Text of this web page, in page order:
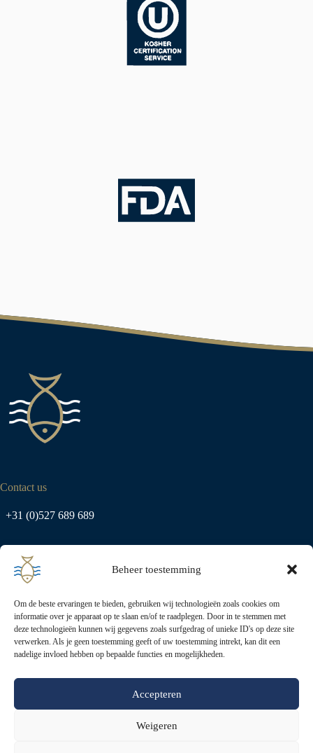
Beheer toestemming
Om de beste ervaringen te bieden, gebruiken wij technologieën zoals cookies om
informatie over je apparaat op te slaan en/of te raadplegen. Door in te stemmen met
deze technologieën kunnen wij gegevens zoals surfgedrag of unieke ID's op deze site
verwerken. Als je geen toestemming geeft of uw toestemming intrekt, kan dit een
nadelige invloed hebben op bepaalde functies en mogelijkheden.
Accepteren
Weigeren
Contact us
+31 (0)527 689 689
Address
Zuidoostrak 8-10